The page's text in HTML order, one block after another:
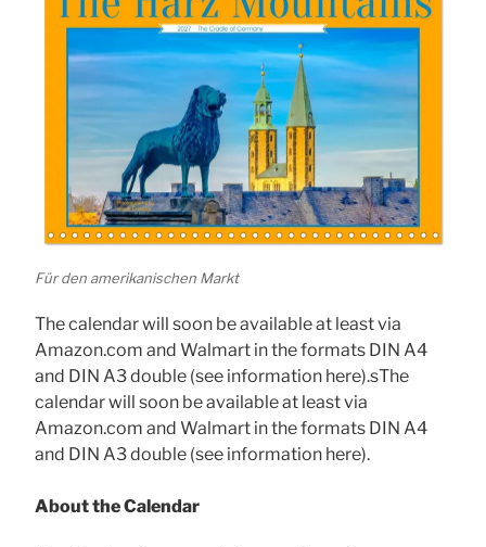
Für den amerikanischen Markt
The calendar will soon be available at least via
Amazon.com and Walmart in the formats DIN A4
and DIN A3 double (see information here).sThe
calendar will soon be available at least via
Amazon.com and Walmart in the formats DIN A4
and DIN A3 double (see information here).
About the Calendar